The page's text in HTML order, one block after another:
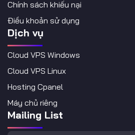
Chính sách khiếu nại
Điều khoản sử dụng
Dịch vụ
Cloud VPS Windows
Cloud VPS Linux
Hosting Cpanel
Máy chủ riêng
Mailing List